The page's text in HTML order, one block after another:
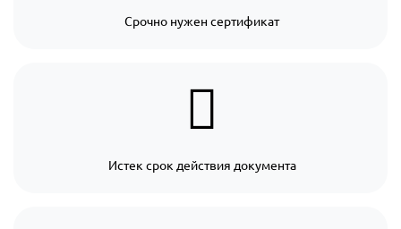
Срочно нужен сертификат
Истек срок действия документа